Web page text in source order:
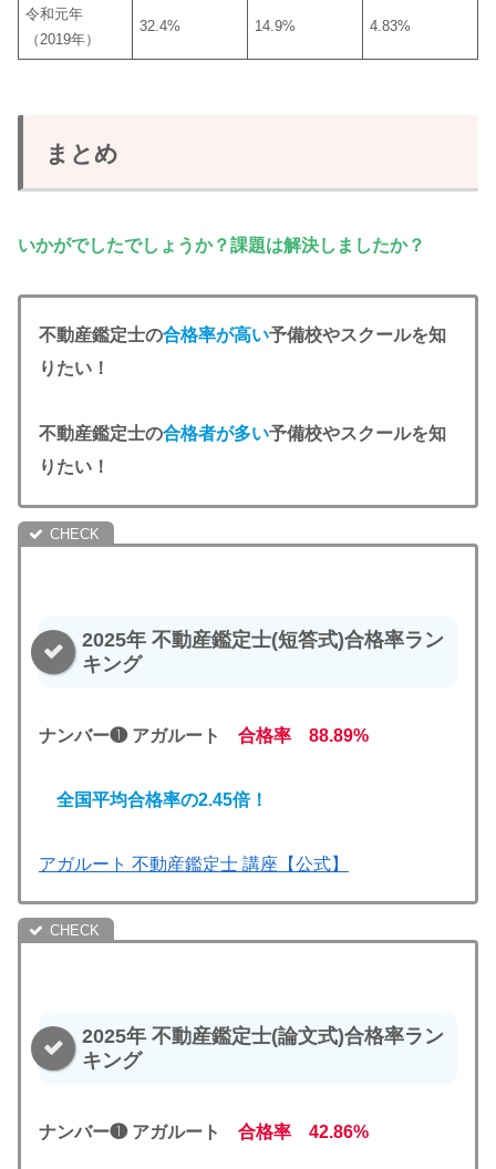
令和元年
（2019年）
32.4% 14.9% 4.83%
まとめ
いかがでしたでしょうか？課題は解決しましたか？
不動産鑑定士の合格率が高い予備校やスクールを知
りたい！
不動産鑑定士の合格者が多い予備校やスクールを知
りたい！
2025年 不動産鑑定士(短答式)合格率ラン
キング
ナンバー❶ アガルート 合格率 88.89%
全国平均合格率の2.45倍！
アガルート 不動産鑑定士 講座【公式】
2025年 不動産鑑定士(論文式)合格率ラン
キング
ナンバー❶ アガルート 合格率 42.86%